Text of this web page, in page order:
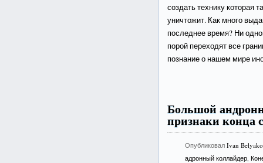
создать технику которая
уничтожит. Как много
последнее время? Ни
порой переходят все
познание о нашем мире
Большой
признаки конца
ОпубликовалIvan
адронный коллайдер,